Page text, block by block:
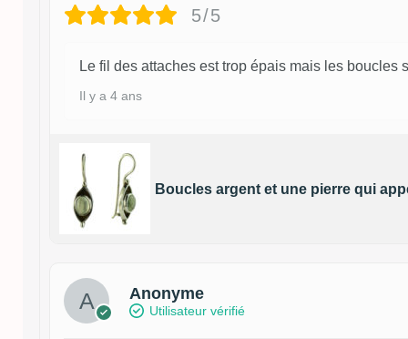
5/5
Le fil des attaches est trop épais mais les boucles
Il y a 4 ans
Boucles argent et une pierre qui
Anonyme
Utilisateur vérifié